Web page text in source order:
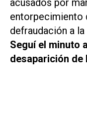
entorpecimiento
defraudación a
Seguí el minuto
desaparición de